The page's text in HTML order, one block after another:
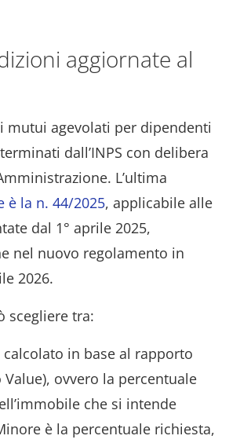
aggiornate al
mutui agevolati per dipendenti
dall’INPS con delibera
L’ultima
è la n. 44/2025, applicabile alle
dal 1° aprile 2025,
nel nuovo regolamento in
2026.
scegliere tra:
calcolato in base al rapporto
Value), ovvero la percentuale
che si intende
è la percentuale richiesta,